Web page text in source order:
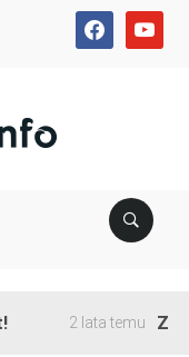
facebookyoutube
2 lata temu